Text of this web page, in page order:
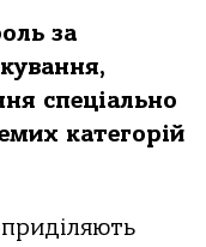
за
спеціально
категорій